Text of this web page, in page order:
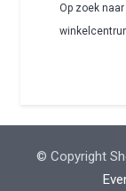
Op zoek
© Copyright